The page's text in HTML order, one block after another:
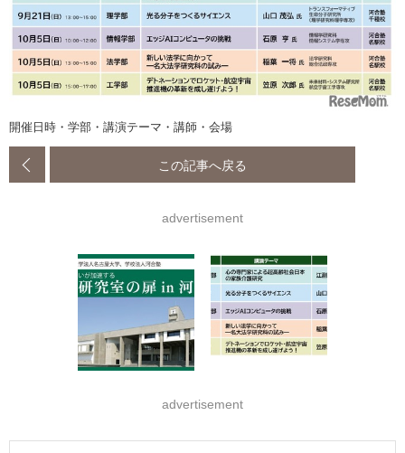
開催日時・学部・講演テーマ・講師・会場
この記事へ戻る
advertisement
advertisement